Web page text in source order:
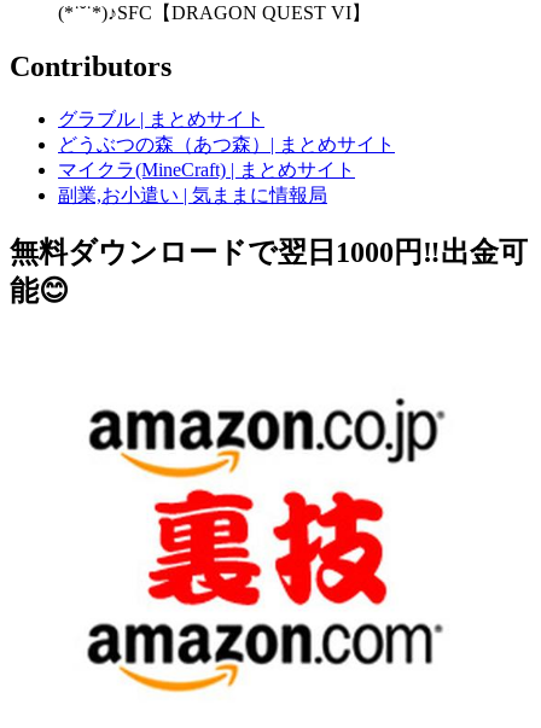
(*˙˘˙*)♪SFC【DRAGON QUEST VI】
Contributors
グラブル | まとめサイト
どうぶつの森（あつ森）| まとめサイト
マイクラ(MineCraft) | まとめサイト
副業,お小遣い | 気ままに情報局
無料ダウンロードで翌日1000円‼️出金可
能😊